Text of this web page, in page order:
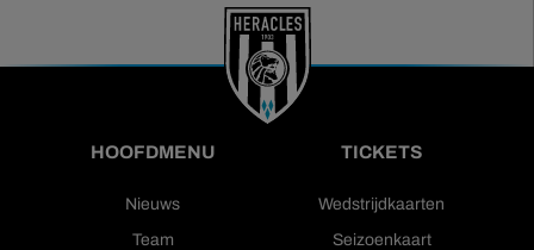
HOOFDMENU
Nieuws
Team
TICKETS
Wedstrijdkaarten
Seizoenkaart